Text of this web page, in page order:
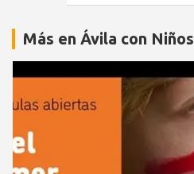
Más en Ávila con Niños